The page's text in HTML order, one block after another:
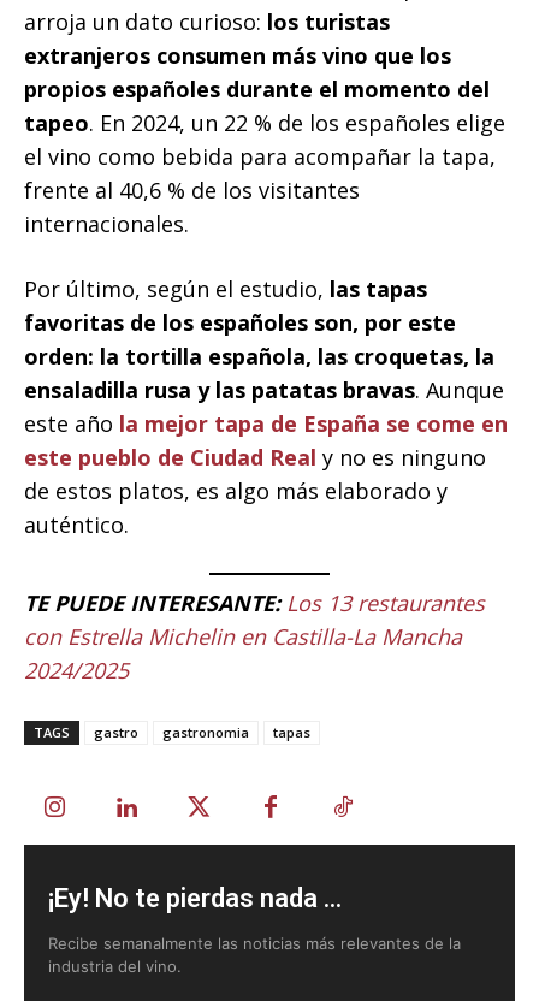
arroja un dato curioso: los turistas
extranjeros consumen más vino que los
propios españoles durante el momento del
tapeo. En 2024, un 22 % de los españoles elige
el vino como bebida para acompañar la tapa,
frente al 40,6 % de los visitantes
internacionales.
Por último, según el estudio, las tapas
favoritas de los españoles son, por este
orden: la tortilla española, las croquetas, la
ensaladilla rusa y las patatas bravas. Aunque
este año la mejor tapa de España se come en
este pueblo de Ciudad Real y no es ninguno
de estos platos, es algo más elaborado y
auténtico.
TE PUEDE INTERESANTE: Los 13 restaurantes
con Estrella Michelin en Castilla-La Mancha
2024/2025
TAGS gastro gastronomia tapas
¡Ey! No te pierdas nada ...
Recibe semanalmente las noticias más relevantes de la
industria del vino.